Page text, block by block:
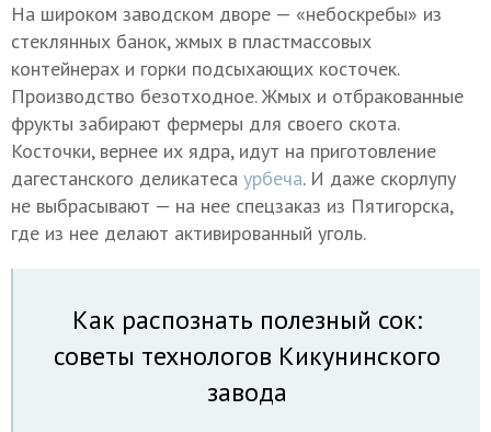
На широком заводском дворе — «небоскребы» из
стеклянных банок, жмых в пластмассовых
контейнерах и горки подсыхающих косточек.
Производство безотходное. Жмых и отбракованные
фрукты забирают фермеры для своего скота.
Косточки, вернее их ядра, идут на приготовление
дагестанского деликатеса урбеча. И даже скорлупу
не выбрасывают — на нее спецзаказ из Пятигорска,
где из нее делают активированный уголь.
Как распознать полезный сок:
советы технологов Кикунинского
завода